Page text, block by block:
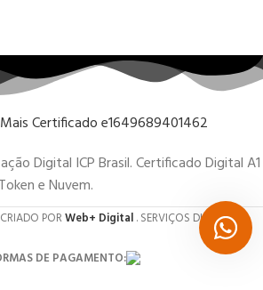
Digital ICP Brasil. Certificado Digital A1
e Nuvem.
PORWeb+ Digital. SERVIÇOS DIGITAIS.
DE PAGAMENTO: